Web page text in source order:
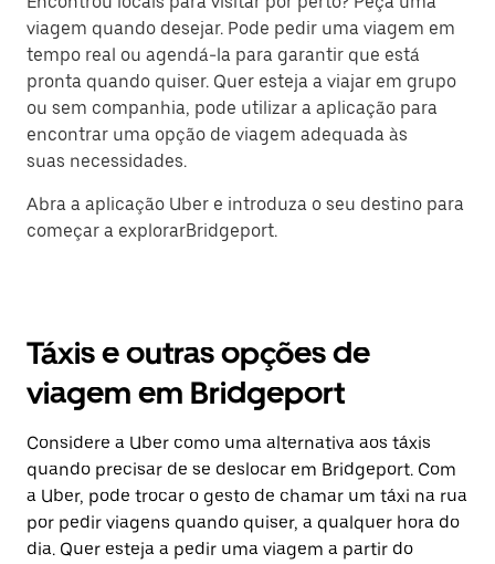
viagem quando desejar. Pode pedir uma viagem em
tempo real ou agendá-la para garantir que está
pronta quando quiser. Quer esteja a viajar em grupo
ou sem companhia, pode utilizar a aplicação para
encontrar uma opção de viagem adequada às
suas necessidades.
Abra a aplicação Uber e introduza o seu destino para
começar a explorarBridgeport.
Táxis e outras opções de
viagem em Bridgeport
Considere a Uber como uma alternativa aos táxis
quando precisar de se deslocar em Bridgeport. Com
a Uber, pode trocar o gesto de chamar um táxi na rua
por pedir viagens quando quiser, a qualquer hora do
dia. Quer esteja a pedir uma viagem a partir do